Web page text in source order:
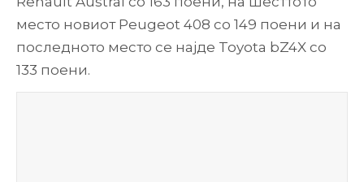
место новиот Peugeot 408 со 149 поени и на
последното место се најде Toyota bZ4X со
133 поени.